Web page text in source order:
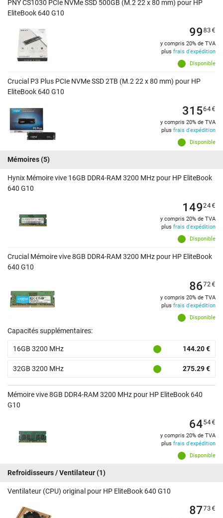
PNY CS1030 PCIe NVMe SSD 500GB (M.2 22 x 80 mm) pour HP
EliteBook 640 G10
Disponible
9983€
y compris 20% de TVA
plus frais d'expédition
Crucial P3 Plus PCIe NVMe SSD 2TB (M.2 22 x 80 mm) pour HP
EliteBook 640 G10
Disponible
31564€
y compris 20% de TVA
plus frais d'expédition
Mémoires(5)
Hynix Mémoire vive 16GB DDR4-RAM 3200 MHz pour HP EliteBook
640 G10
Disponible
14924€
y compris 20% de TVA
plus frais d'expédition
Crucial Mémoire vive 8GB DDR4-RAM 3200 MHz pour HP EliteBook
640 G10
Disponible
8672€
y compris 20% de TVA
plus frais d'expédition
Capacités supplémentaires:
16GB 3200 MHz 144.20 €
32GB 3200 MHz 275.29 €
Mémoire vive 8GB DDR4-RAM 3200 MHz pour HP EliteBook 640
G10
Disponible
6454€
y compris 20% de TVA
plus frais d'expédition
Refroidisseurs / Ventilateur(1)
Ventilateur (CPU) original pour HP EliteBook 640 G10
8773€